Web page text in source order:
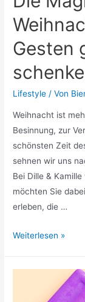
Gesten
Lifestyle / Von
Weihnacht ist
Besinnung, zur
schönsten Zeit
sehnen wir uns
Bei Dille &
möchten Sie
erleben, die …
Die
Weihnacht,
Weiterlesen »